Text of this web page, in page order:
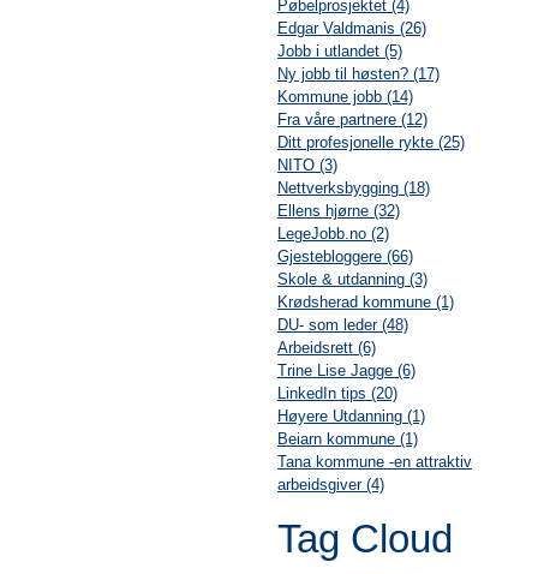
Pøbelprosjektet (4)
Edgar Valdmanis (26)
Jobb i utlandet (5)
Ny jobb til høsten? (17)
Kommune jobb (14)
Fra våre partnere (12)
Ditt profesjonelle rykte (25)
NITO (3)
Nettverksbygging (18)
Ellens hjørne (32)
LegeJobb.no (2)
Gjestebloggere (66)
Skole & utdanning (3)
Krødsherad kommune (1)
DU- som leder (48)
Arbeidsrett (6)
Trine Lise Jagge (6)
LinkedIn tips (20)
Høyere Utdanning (1)
Beiarn kommune (1)
Tana kommune -en attraktiv
arbeidsgiver (4)
Tag Cloud